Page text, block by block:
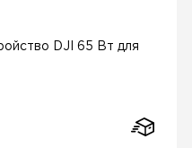
DJI 65 Вт для